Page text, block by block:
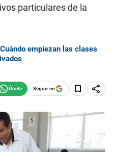
particulares de la
empiezan las clases
Seguir en